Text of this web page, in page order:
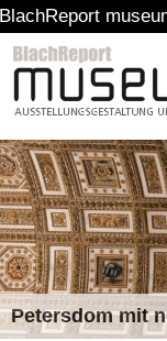
museum geht
Petersdom mit